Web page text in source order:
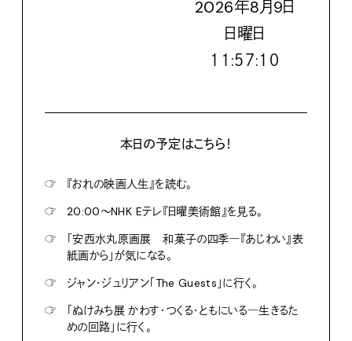
2026年8月9日
日曜日
１１:５７:１２
本日の予定はこちら！
☞
『おれの映画人生』を読む。
☞
20:00〜NHK Eテレ『日曜美術館』を見る。
☞
「安西水丸原画展 和菓子の四季―『あじわい』表
紙画から」が気になる。
☞
ジャン・ジュリアン「The Guests」に行く。
☞
「ぬけみち展 かわす・つくる・ともにいる―生きるた
めの回路」に行く。